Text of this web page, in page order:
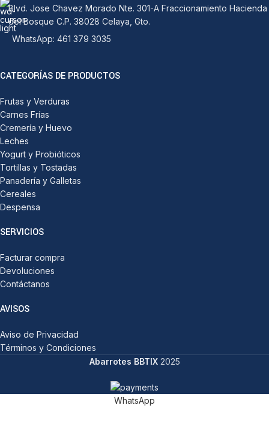
Blvd. Jose Chavez Morado Nte. 301-A Fraccionamiento Hacienda
del Bosque C.P. 38028 Celaya, Gto.
WhatsApp: 461 379 3035
CATEGORÍAS DE PRODUCTOS
Frutas y Verduras
Carnes Frías
Cremería y Huevo
Leches
Yogurt y Probióticos
Tortillas y Tostadas
Panadería y Galletas
Cereales
Despensa
SERVICIOS
Facturar compra
Devoluciones
Contáctanos
AVISOS
Aviso de Privacidad
Términos y Condiciones
Abarrotes BBTIX2025
WhatsApp